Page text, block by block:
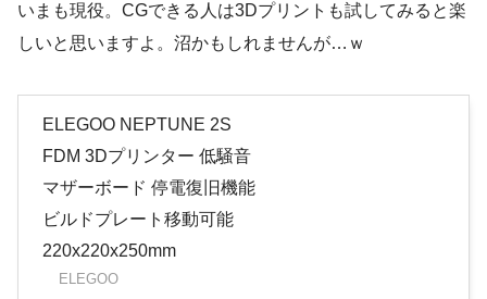
いまも現役。CGできる人は3Dプリントも試してみると楽
しいと思いますよ。沼かもしれませんが…ｗ
ELEGOO NEPTUNE 2S
FDM 3Dプリンター 低騒音
マザーボード 停電復旧機能
ビルドプレート移動可能
220x220x250mm
ELEGOO